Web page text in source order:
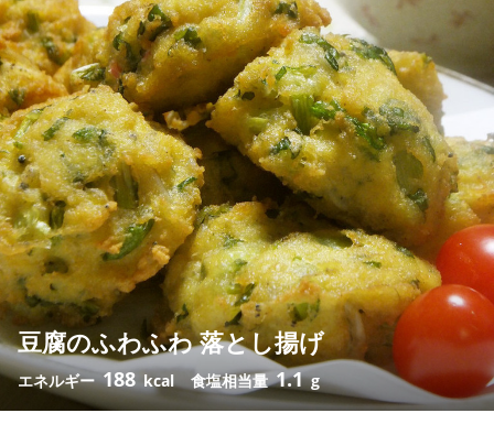
豆腐のふわふわ 落とし揚げ
エネルギー188 kcal 食塩相当量1.1 g